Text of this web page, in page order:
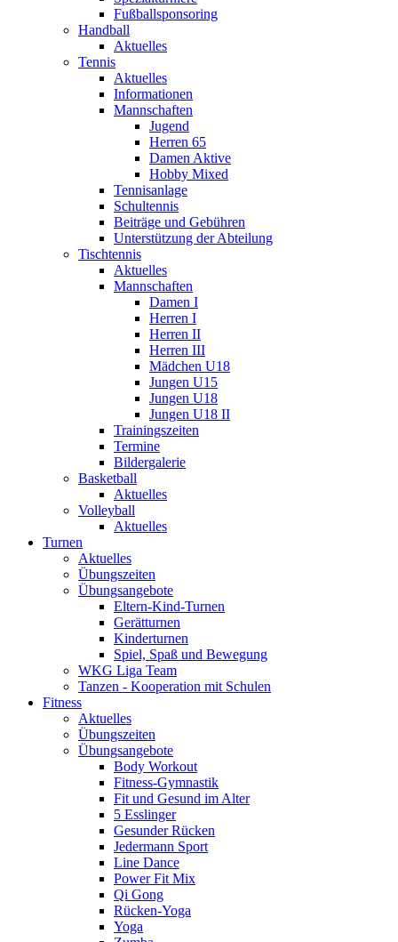
Fußballsponsoring
Handball
Aktuelles
Tennis
Aktuelles
Informationen
Mannschaften
Jugend
Herren 65
Damen Aktive
Hobby Mixed
Tennisanlage
Schultennis
Beiträge und Gebühren
Unterstützung der Abteilung
Tischtennis
Aktuelles
Mannschaften
Damen I
Herren I
Herren II
Herren III
Mädchen U18
Jungen U15
Jungen U18
Jungen U18 II
Trainingszeiten
Termine
Bildergalerie
Basketball
Aktuelles
Volleyball
Aktuelles
Turnen
Aktuelles
Übungszeiten
Übungsangebote
Eltern-Kind-Turnen
Gerätturnen
Kinderturnen
Spiel, Spaß und Bewegung
WKG Liga Team
Tanzen - Kooperation mit Schulen
Fitness
Aktuelles
Übungszeiten
Übungsangebote
Body Workout
Fitness-Gymnastik
Fit und Gesund im Alter
5 Esslinger
Gesunder Rücken
Jedermann Sport
Line Dance
Power Fit Mix
Qi Gong
Rücken-Yoga
Yoga